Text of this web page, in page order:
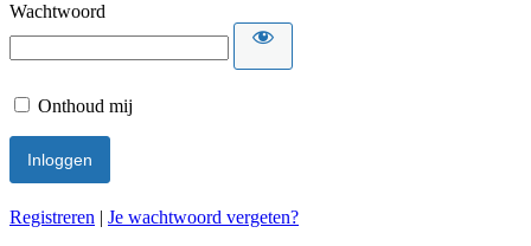
Wachtwoord
Onthoud mij
Registreren | Je wachtwoord vergeten?